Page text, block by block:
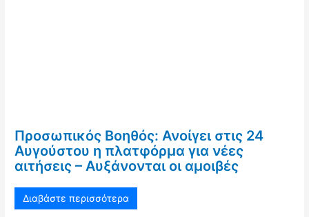
Προσωπικός Βοηθός: Ανοίγει στις 24
Αυγούστου η πλατφόρμα για νέες
αιτήσεις – Αυξάνονται οι αμοιβές
Διαβάστε περισσότερα